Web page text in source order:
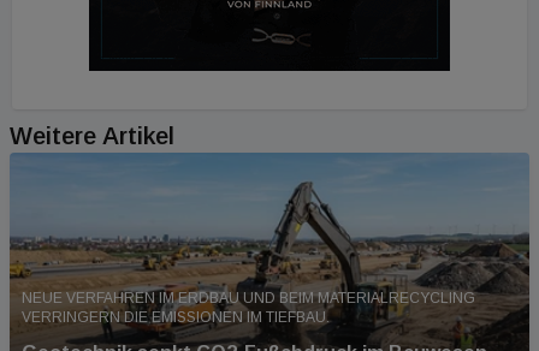
Weitere Artikel
NEUE VERFAHREN IM ERDBAU UND BEIM MATERIALRECYCLING
VERRINGERN DIE EMISSIONEN IM TIEFBAU.